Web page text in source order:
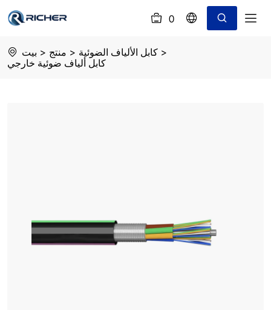
0
GYTA
Non-
بيت > منتج > كابل الألياف الضوئية >
كابل ألياف ضوئية خارجي